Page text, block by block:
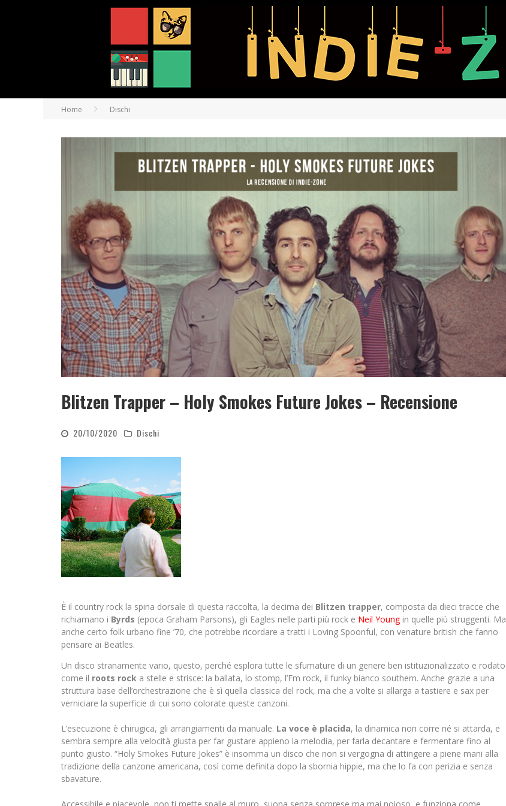
Home Dischi
Blitzen Trapper – Holy Smokes Future Jokes – Recensione
20/10/2020 Dischi
È il country rock la spina dorsale di questa raccolta, la decima dei Blitzen trapper, composta da dieci tracce che
richiamano i Byrds (epoca Graham Parsons), gli Eagles nelle parti più rock e Neil Youngin quelle più struggenti. Ma
anche certo folk urbano fine ’70, che potrebbe ricordare a tratti i Loving Spoonful, con venature british che fanno
pensare ai Beatles.
Un disco stranamente vario, questo, perché esplora tutte le sfumature di un genere ben istituzionalizzato e rodato
come il roots rock a stelle e strisce: la ballata, lo stomp, l’Fm rock, il funky bianco southern. Anche grazie a una
struttura base dell’orchestrazione che è sì quella classica del rock, ma che a volte si allarga a tastiere e sax per
verniciare la superficie di cui sono colorate queste canzoni.
L’esecuzione è chirugica, gli arrangiamenti da manuale. La voce è placida, la dinamica non corre né si attarda, e
sembra sempre alla velocità giusta per far gustare appieno la melodia, per farla decantare e fermentare fino al
punto giusto. “Holy Smokes Future Jokes” è insomma un disco che non si vergogna di attingere a piene mani alla
tradizione della canzone americana, così come definita dopo la sbornia hippie, ma che lo fa con perizia e senza
sbavature.